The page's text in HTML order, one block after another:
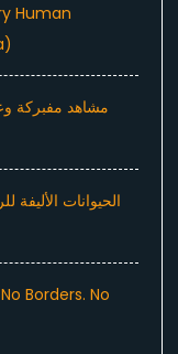
Human
مشاهد مفبركة
الحيوانات الأليفة
Borders. No